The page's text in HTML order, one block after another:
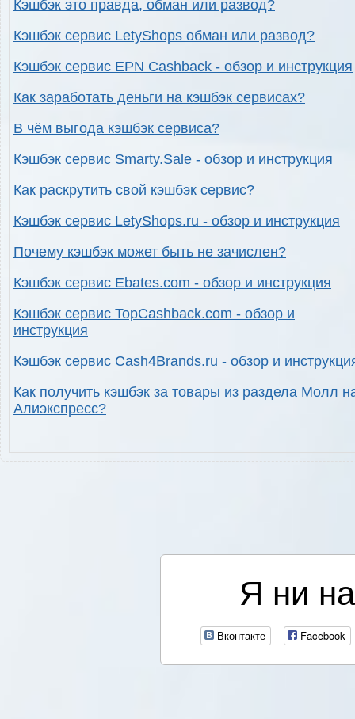
Кэшбэк это правда, обман или развод?
Кэшбэк сервис LetyShops обман или развод?
Кэшбэк сервис EPN Cashback - обзор и инструкция
Как заработать деньги на кэшбэк сервисах?
В чём выгода кэшбэк сервиса?
Кэшбэк сервис Smarty.Sale - обзор и инструкция
Как раскрутить свой кэшбэк сервис?
Кэшбэк сервис LetyShops.ru - обзор и инструкция
Почему кэшбэк может быть не зачислен?
Кэшбэк сервис Ebates.com - обзор и инструкция
Кэшбэк сервис TopCashback.com - обзор и
инструкция
Кэшбэк сервис Cash4Brands.ru - обзор и
Как получить кэшбэк за товары из раздела Молл
Алиэкспресс?
Я ни
Вконтакте Facebook